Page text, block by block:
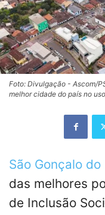
Foto: Divulgação - Ascom/
melhor cidade do país no
São Gonçalo do
das melhores
de Inclusão